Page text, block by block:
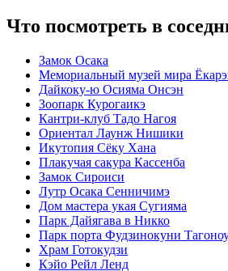
Что посмотреть в
Замок Осака
Мемориальный музей мира
Дайкоку-ю Осияма Онсэн
Зоопарк Курогаикэ
Кантри-клуб Тадо Нагоя
Ориентал Лаунж Нишики
Икутопия Сёку Хана
Плакучая сакура Кассенба
Замок Сироиси
Лутр Осака Сенничимэ
Дом мастера укая Сугияма
Парк Дайягава в Никко
Парк порта Фудзинокуни
Храм Готокудзи
Кэйо Рейл Ленд